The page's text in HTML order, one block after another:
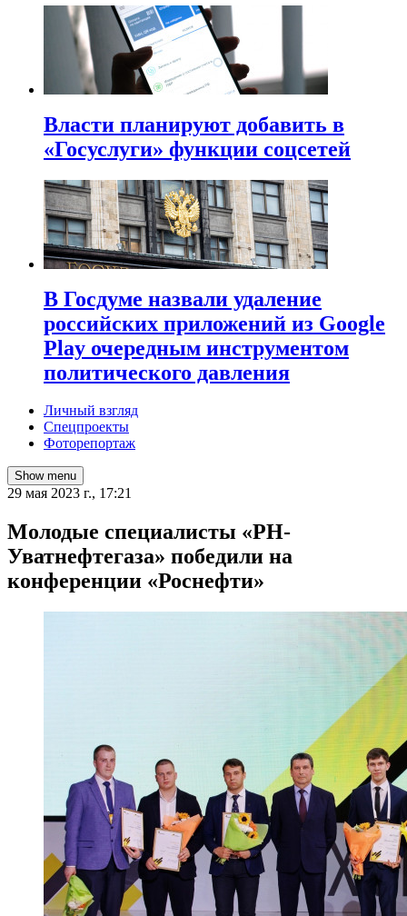
Власти планируют добавить в
«Госуслуги» функции соцсетей
В Госдуме назвали удаление
российских приложений из Google
Play очередным инструментом
политического давления
Личный взгляд
Спецпроекты
Фоторепортаж
Show menu
29 мая 2023 г., 17:21
Молодые специалисты «РН-
Уватнефтегаза» победили на
конференции «Роснефти»